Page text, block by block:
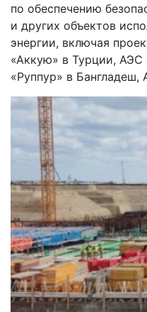
по обеспечению
и других объектов
энергии, включая
«Аккую» в Турции,
«Руппур» в Бангладеш,